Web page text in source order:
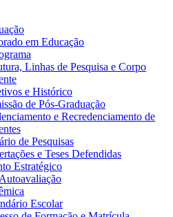
em Educação
Linhas de Pesquisa e Corpo
e Histórico
de Pós-Graduação
e Recredenciamento de
de Pesquisas
e Teses Defendidas
Estratégico
Escolar